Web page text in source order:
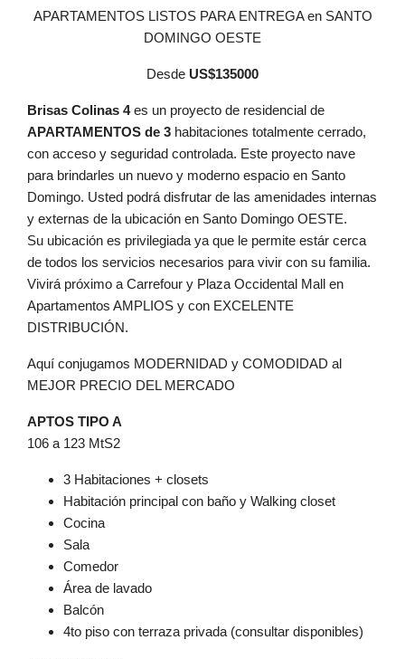
APARTAMENTOS LISTOS PARA ENTREGA en SANTO
DOMINGO OESTE
Desde US$135000
Brisas Colinas 4es un proyecto de residencial de
APARTAMENTOS de 3 habitaciones totalmente cerrado,
con acceso y seguridad controlada. Este proyecto nave
para brindarles un nuevo y moderno espacio en Santo
Domingo. Usted podrá disfrutar de las amenidades internas
y externas de la ubicación en Santo Domingo OESTE.
Su ubicación es privilegiada ya que le permite estár cerca
de todos los servicios necesarios para vivir con su familia.
Vivirá próximo a Carrefour y Plaza Occidental Mall en
Apartamentos AMPLIOS y con EXCELENTE
DISTRIBUCIÓN.
Aquí conjugamos MODERNIDAD y COMODIDAD al
MEJOR PRECIO DEL MERCADO
APTOS TIPO A
106 a 123 MtS2
3 Habitaciones + closets
Habitación principal con baño y Walking closet
Cocina
Sala
Comedor
Área de lavado
Balcón
4to piso con terraza privada (consultar disponibles)